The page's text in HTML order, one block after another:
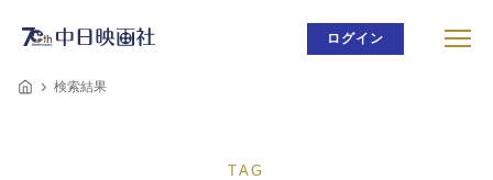
ログイン
検索結果
TAG